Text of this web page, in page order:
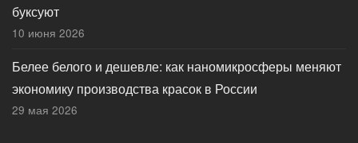
буксуют
10 июня 2026
Белее белого и дешевле: как наномикросферы меняют
экономику производства красок в России
29 мая 2026